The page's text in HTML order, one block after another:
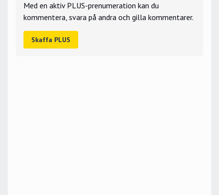
Med en aktiv PLUS-prenumeration kan du
kommentera, svara på andra och gilla kommentarer.
Skaffa PLUS